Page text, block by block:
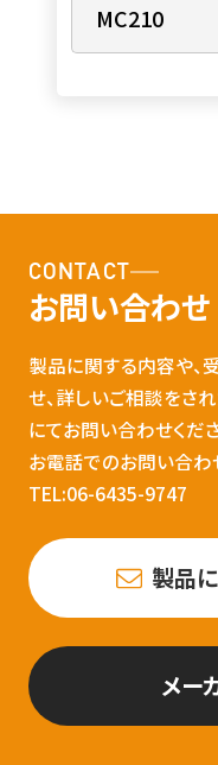
CONTACT
お問い合わせ
製品に関する内容や、
せ、詳しいご相談をさ
にてお問い合わせくださ
お電話でのお問い合わ
TEL:06-6435-9747
製品
メー